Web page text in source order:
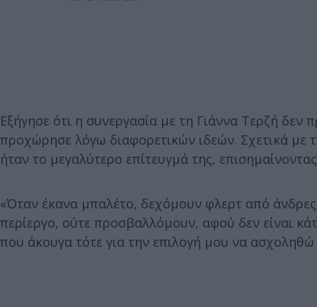
Εξήγησε ότι η συνεργασία με τη Γιάννα Τερζή
προχώρησε λόγω διαφορετικών ιδεών. Σχετικά με
ήταν το μεγαλύτερο επίτευγμά της,
«Όταν έκανα μπαλέτο, δεχόμουν φλερτ από
περίεργο, ούτε προσβαλλόμουν, αφού δεν είναι
που άκουγα τότε για την επιλογή μου να ασχοληθώ